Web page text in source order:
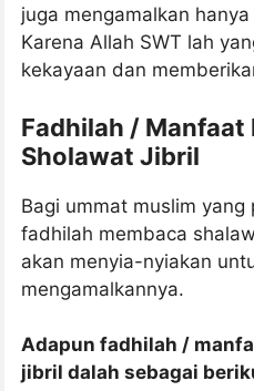
juga mengamalkan
Karena Allah SWT lah
kekayaan dan
Fadhilah / Manfaat
Sholawat Jibril
Bagi ummat muslim
fadhilah membaca
akan menyia-nyiakan
mengamalkannya.
Adapun fadhilah /
jibril dalah sebagai